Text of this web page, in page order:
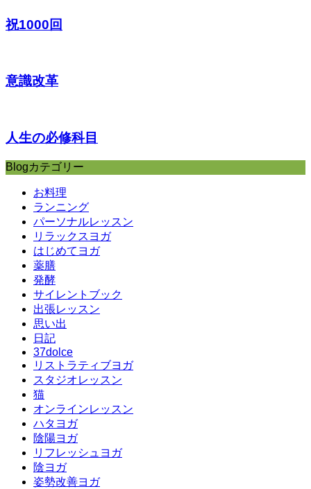
祝1000回
意識改革
人生の必修科目
Blogカテゴリー
お料理
ランニング
パーソナルレッスン
リラックスヨガ
はじめてヨガ
薬膳
発酵
サイレントブック
出張レッスン
思い出
日記
37dolce
リストラティブヨガ
スタジオレッスン
猫
オンラインレッスン
ハタヨガ
陰陽ヨガ
リフレッシュヨガ
陰ヨガ
姿勢改善ヨガ